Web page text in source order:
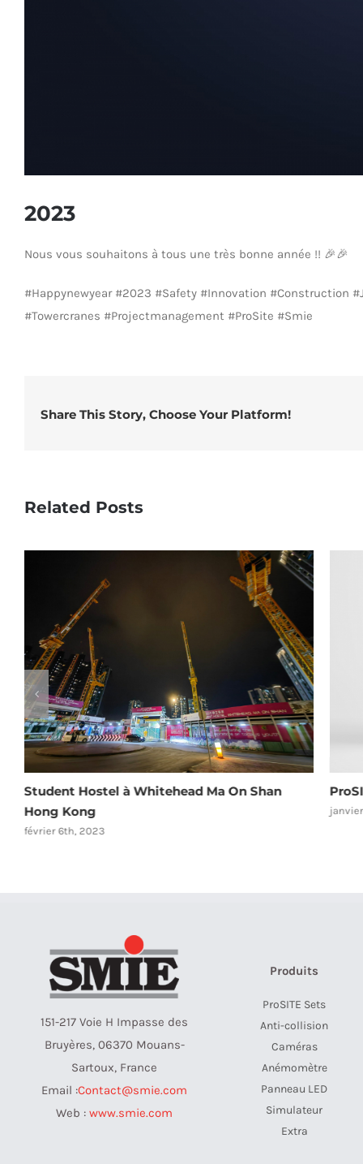
2023
Nous vous souhaitons à tous une très bonne année !! 🎉🎉
#Happynewyear #2023 #Safety #Innovation #Construction
#Towercranes #Projectmanagement #ProSite #Smie
Share This Story, Choose Your Platform!
Related Posts
Student Hostel à Whitehead Ma On Shan
Hong Kong
février 6th, 2023
151-217 Voie H Impasse des
Bruyères, 06370 Mouans-
Sartoux, France
Email :Contact@smie.com
Web : www.smie.com
Produits
ProSITE Sets
Anti-collision
Caméras
Anémomètre
Panneau LED
Simulateur
Extra